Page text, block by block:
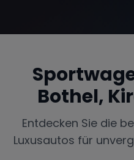
Bothel,
Entdecken Sie die
Luxusautos für